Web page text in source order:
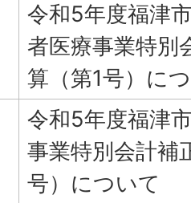
令和5年度福津
者医療事業特別
算（第1号）に
令和5年度福津
事業特別会計補
号）について